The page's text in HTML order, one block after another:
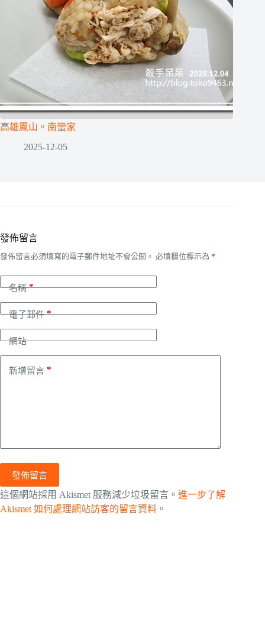
高雄鳳山。南蠻家
2025-12-05
發佈留言
發佈留言必須填寫的電子郵件地址不會公開。 必填欄位標示為 *
名稱*
電子郵件*
網站
新增留言 *
發佈留言
這個網站採用 Akismet 服務減少垃圾留言。 進一步了解
Akismet 如何處理網站訪客的留言資料 。